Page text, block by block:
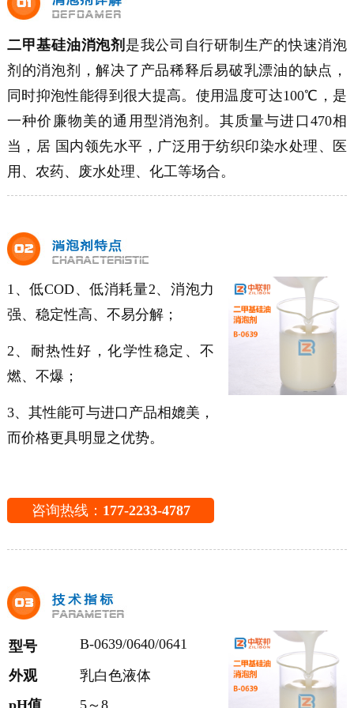
二甲基硅油消泡剂 是我公司自行研制生产的快速消泡
剂的消泡剂，解决了产品稀释后易破乳漂油的缺点，
同时抑泡性能得到很大提高。使用温度可达100℃，是
一种价廉物美的通用型消泡剂。其质量与进口470相
当，居 国内领先水平，广泛用于纺织印染水处理、医
用、农药、废水处理、化工等场合。
1、低COD、低消耗量2、消泡力
强、稳定性高、不易分解；
2、耐热性好，化学性稳定、不
燃、不爆；
3、其性能可与进口产品相媲美，
而价格更具明显之优势。
咨询热线： 177-2233-4787
型号
B-0639/0640/0641
外观
乳白色液体